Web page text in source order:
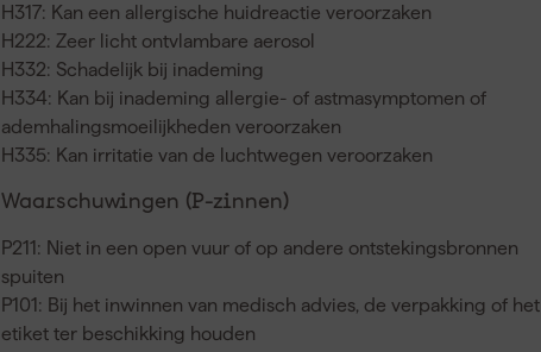
H317: Kan een allergische huidreactie veroorzaken
H222: Zeer licht ontvlambare aerosol
H332: Schadelijk bij inademing
H334: Kan bij inademing allergie- of astmasymptomen of
ademhalingsmoeilijkheden veroorzaken
H335: Kan irritatie van de luchtwegen veroorzaken
Waarschuwingen (P-zinnen)
P211: Niet in een open vuur of op andere ontstekingsbronnen
spuiten
P101: Bij het inwinnen van medisch advies, de verpakking of het
etiket ter beschikking houden